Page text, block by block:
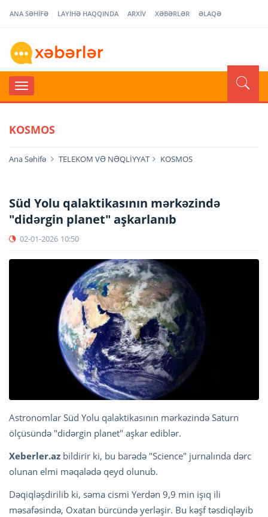
ANA SƏHİFƏ LAYİHƏ HAQQINDA ARXİV XƏBƏRLƏR ƏLAQƏ
KOSMOS
Ana Səhifə TELEKOM VƏ NƏQLİYYAT KOSMOS
Süd Yolu qalaktikasının mərkəzində
"didərgin planet" aşkarlanıb
02-01-2026 10:50
Astronomlar Süd Yolu qalaktikasının mərkəzində Saturn
ölçüsündə "didərgin planet" aşkar ediblər.
Xeberler.az bildirir ki, bu barədə "Science" jurnalında dərc
olunan elmi məqalədə qeyd olunub.
Dəqiqləşdirilib ki, səma cismi Yerdən 9,9 min işıq ili
məsafəsində, Oxatan bürcündə yerləşir. Bu kəşf təsdiqləyib